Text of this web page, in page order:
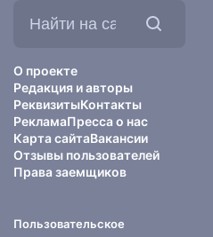
О проекте
Редакция и авторы
РеквизитыКонтакты
РекламаПресса о нас
Карта сайтаВакансии
Отзывы пользователей
Права заемщиков
Пользовательское